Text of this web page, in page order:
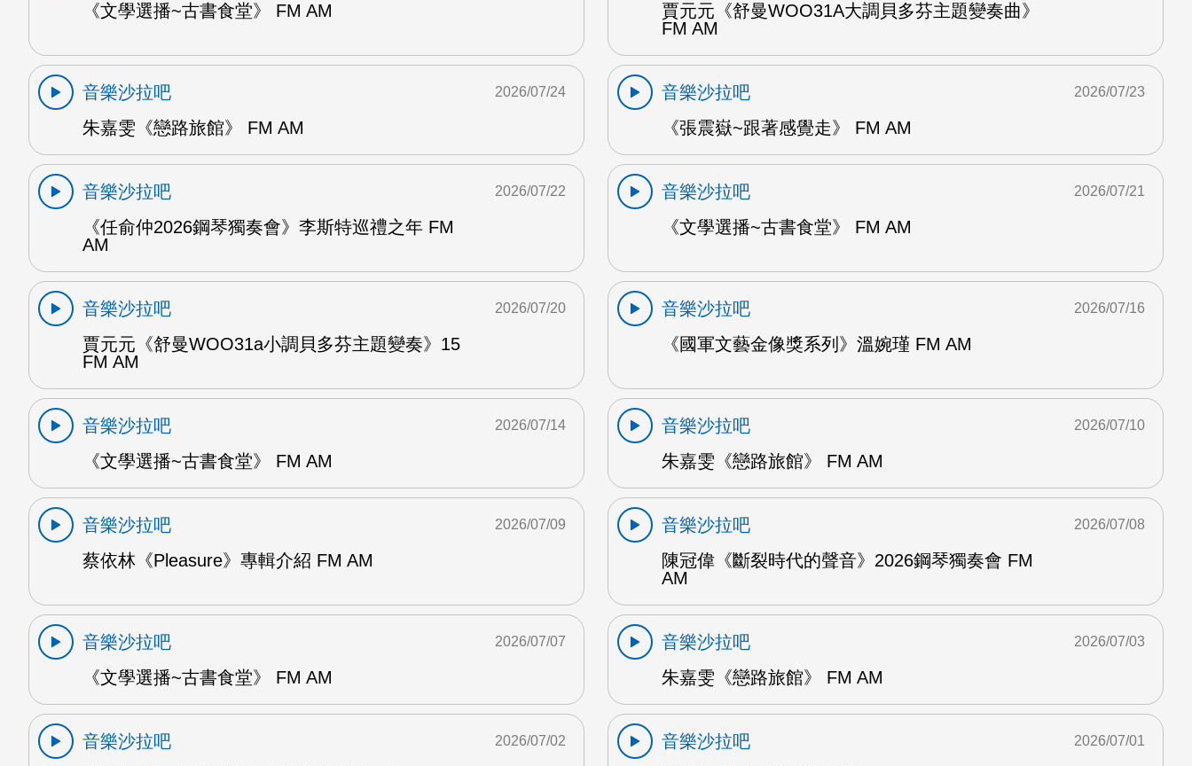
《文學選播~古書食堂》 FM AM
賈元元《舒曼WOO31A大調貝多芬主題變奏曲》
FM AM
音樂沙拉吧
朱嘉雯《戀路旅館》 FM AM
2026/07/24
音樂沙拉吧
《張震嶽~跟著感覺走》 FM AM
2026/07/23
音樂沙拉吧
《任俞仲2026鋼琴獨奏會》李斯特巡禮之年 FM
AM
2026/07/22
音樂沙拉吧
《文學選播~古書食堂》 FM AM
2026/07/21
音樂沙拉吧
賈元元《舒曼WOO31a小調貝多芬主題變奏》15
FM AM
2026/07/20
音樂沙拉吧
《國軍文藝金像獎系列》溫婉瑾 FM AM
2026/07/16
音樂沙拉吧
《文學選播~古書食堂》 FM AM
2026/07/14
音樂沙拉吧
朱嘉雯《戀路旅館》 FM AM
2026/07/10
音樂沙拉吧
蔡依林《Pleasure》專輯介紹 FM AM
2026/07/09
音樂沙拉吧
陳冠偉《斷裂時代的聲音》2026鋼琴獨奏會 FM
AM
2026/07/08
音樂沙拉吧
《文學選播~古書食堂》 FM AM
2026/07/07
音樂沙拉吧
朱嘉雯《戀路旅館》 FM AM
2026/07/03
音樂沙拉吧
2026/07/02
音樂沙拉吧
2026/07/01